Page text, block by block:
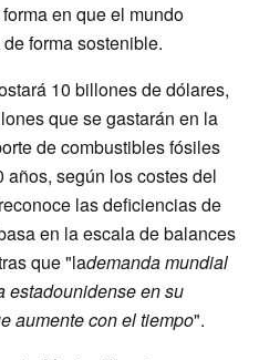
en que el mundo
forma sostenible.
10 billones de dólares,
que se gastarán en la
de combustibles fósiles
según los costes del
las deficiencias de
en la escala de balances
que "lademanda mundial
estadounidense en su
aumente con el tiempo".